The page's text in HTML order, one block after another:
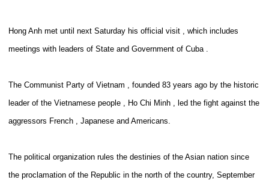
Hong Anh met until next Saturday his official visit , which includes
meetings with leaders of State and Government of Cuba .
The Communist Party of Vietnam , founded 83 years ago by the historic
leader of the Vietnamese people , Ho Chi Minh , led the fight against the
aggressors French , Japanese and Americans.
The political organization rules the destinies of the Asian nation since
the proclamation of the Republic in the north of the country, September